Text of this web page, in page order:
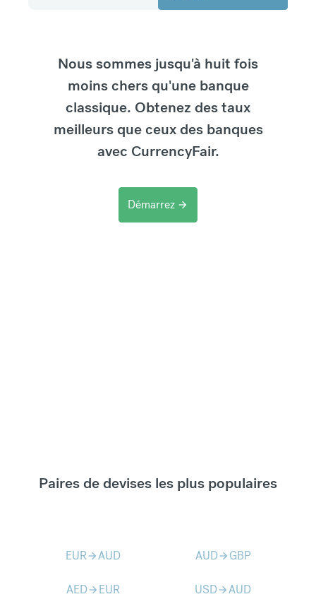
Nous sommes jusqu'à huit fois
moins chers qu'une banque
classique. Obtenez des taux
meilleurs que ceux des banques
avec CurrencyFair.
Démarrez arrow_forward
Paires de devises les plus populaires
EURarrow_forwardAUD AUDarrow_forward GBP
AEDarrow_forward EUR USDarrow_forwardAUD